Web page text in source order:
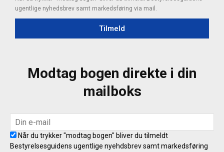
ugentlige nyhedsbrev samt markedsføring via mail.
Tilmeld
Modtag bogen direkte i din
mailboks
Når du trykker "modtag bogen" bliver du tilmeldt
Bestyrelsesguidens ugentlige nyehdsbrev samt markedsføring